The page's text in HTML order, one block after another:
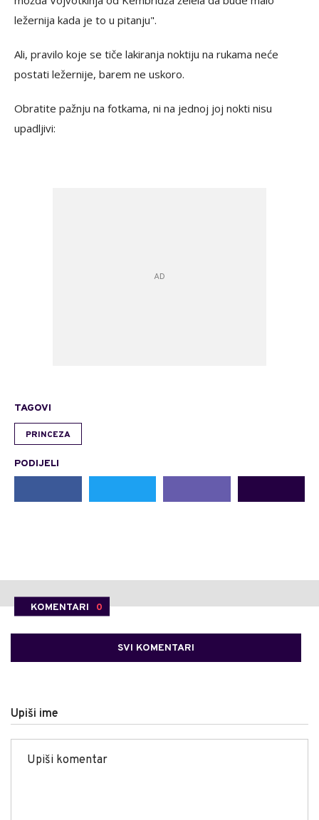
ležernija kada je to u pitanju".
Ali, pravilo koje se tiče lakiranja noktiju na rukama neće
postati ležernije, barem ne uskoro.
Obratite pažnju na fotkama, ni na jednoj joj nokti nisu
upadljivi:
TAGOVI
PRINCEZA
PODIJELI
KOMENTARI 0
SVI KOMENTARI
Upiši ime